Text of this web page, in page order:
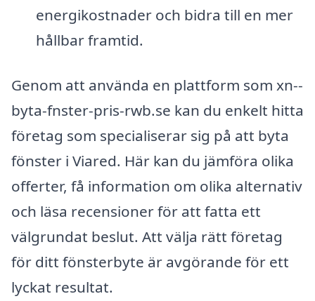
energikostnader och bidra till en mer
hållbar framtid.
Genom att använda en plattform som xn--
byta-fnster-pris-rwb.se kan du enkelt hitta
företag som specialiserar sig på att byta
fönster i Viared. Här kan du jämföra olika
offerter, få information om olika alternativ
och läsa recensioner för att fatta ett
välgrundat beslut. Att välja rätt företag
för ditt fönsterbyte är avgörande för ett
lyckat resultat.